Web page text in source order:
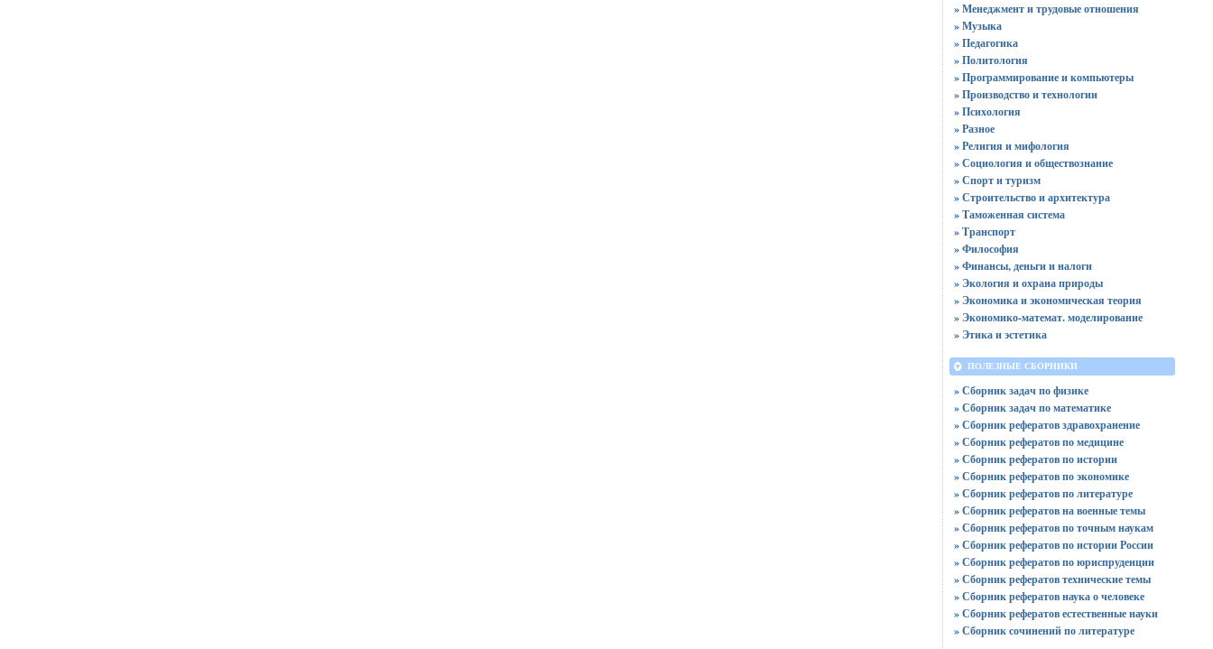
» Менеджмент и трудовые отношения
» Музыка
» Педагогика
» Политология
» Программирование и компьютеры
» Производство и технологии
» Психология
» Разное
» Религия и мифология
» Социология и обществознание
» Спорт и туризм
» Строительство и архитектура
» Таможенная система
» Транспорт
» Философия
» Финансы, деньги и налоги
» Экология и охрана природы
» Экономика и экономическая теория
» Экономико-математ. моделирование
» Этика и эстетика
ПОЛЕЗНЫЕ СБОРНИКИ
» Сборник задач по физике
» Сборник задач по математике
» Сборник рефератов здравохранение
» Сборник рефератов по медицине
» Сборник рефератов по истории
» Сборник рефератов по экономике
» Сборник рефератов по литературе
» Сборник рефератов на военные темы
» Сборник рефератов по точным наукам
» Сборник рефератов по истории России
» Сборник рефератов по юриспруденции
» Сборник рефератов технические темы
» Сборник рефератов наука о человеке
» Сборник рефератов естественные науки
» Сборник сочинений по литературе